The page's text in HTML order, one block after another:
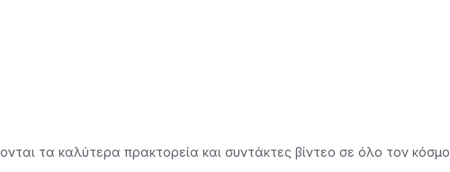
τα καλύτερα πρακτορεία και συντάκτες βίντεο σε όλο τον κόσμο